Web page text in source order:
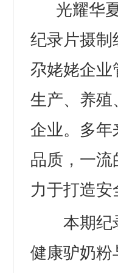
光耀华夏
纪录片摄制
尕姥姥企业
生产、养殖
企业。多年
品质，一
力于打造
本期纪录
健康驴奶粉